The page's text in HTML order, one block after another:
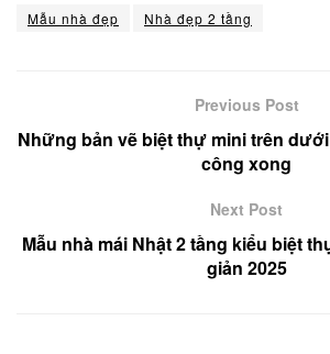
Mẫu nhà đẹp
Nhà đẹp 2 tầng
Previous Post
Những bản vẽ biệt thự mini trên
công xong
Next Post
Mẫu nhà mái Nhật 2 tầng kiểu biệt
giản 2025